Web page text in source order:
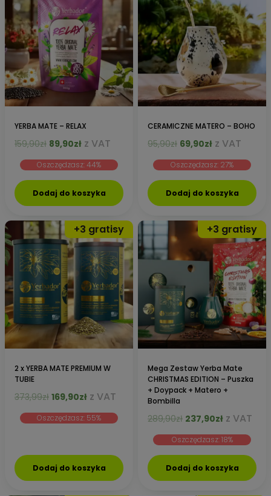
YERBA MATE – RELAX
159,90zł Pierwotna
wynosiła:
159,90zł.
89,90złAktualna
wynosi:
89,90zł.
z VAT
Oszczędzasz: 44%
Dodaj do koszyka
CERAMICZNE MATERO – BOHO
95,90zł Pierwotna
wynosiła:
95,90zł.
69,90złAktualna
wynosi:
69,90zł.
z VAT
Oszczędzasz: 27%
Dodaj do koszyka
2 x YERBA MATE PREMIUM W
TUBIE
373,99zł Pierwotna
wynosiła:
169,90złAktualna
wynosi:
z VAT
Oszczędzasz: 55%
Dodaj do koszyka
Mega Zestaw Yerba Mate
CHRISTMAS EDITION – Puszka
+ Doypack + Matero +
Bombilla
289,90zł Pierwotna
wynosiła:
289,90zł.
237,90złAktualna
wynosi:
237,90zł.
z VAT
Oszczędzasz: 18%
Dodaj do koszyka